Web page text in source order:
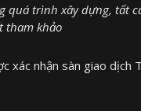
quá trình xây dựng, tất
tham khảo